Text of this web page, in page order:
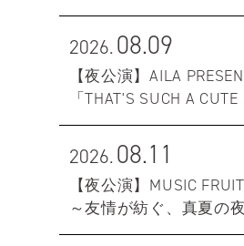
2026.08.09
【夜公演】AILA
「THAT'S SUCH A CUTE
2026.08.11
【夜公演】MUSIC
～友情が紡ぐ、真夏の